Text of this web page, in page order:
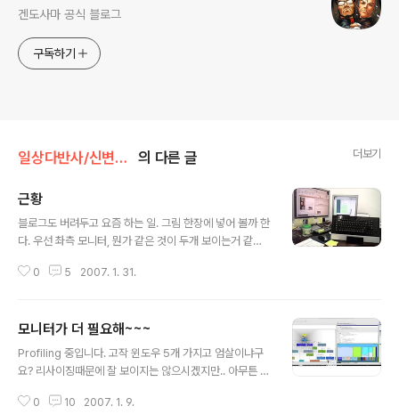
겐도사마 공식 블로그
구독하기
일상다반사/신변잡기 의 다른 글 더보기
근황
블로그도 버려두고 요즘 하는 일. 그림 한장에 넣어 볼까 한
다. 우선 촤측 모니터, 뭔가 같은 것이 두개 보이는거 같지
에 의하면 태터 1.1의 구현은 거의 버리고 새로 작성했다
여 Dinovo Edge! 미국에서 왔으나.. 충전이 안되신다. 정
보에 의하면 10일 정도 배터리가 남았다고 한다. 10일내에
충전하는 방법을 찾아내지 못하면 물건너 온 저놈은 창고
상카메라. 2메가 아닌거 같다. 옛날 30만화소 카메라 수준
0 5 2007. 1. 31.
모니터가 더 필요해~~~
Profiling 중입니다. 고작 윈도우 5개 가지고 엄살이냐구
요? 리사이징때문에 잘 보이지는 않으시겠지만.. 아무튼 지
콘솔화면 3개, 에디터 2개에 메신저, 계산기 등등. 30인치
0 10 2007. 1. 9.